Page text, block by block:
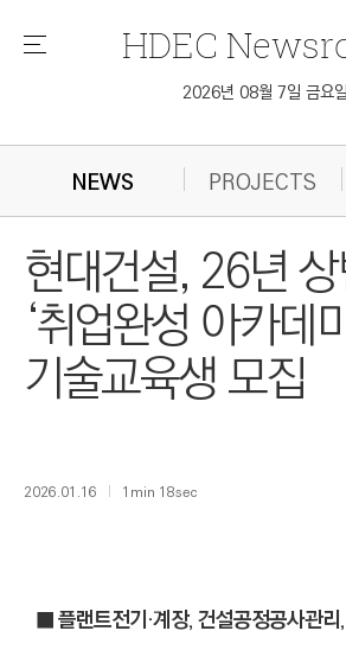
메
HDEC
2026년 08월 7일 금요일
NEWS PROJECTS
현대건설, 26년
‘취업완성 아카데
기술교육생 모집
2026.01.16 1min 18sec
■ 플랜트전기·계장, 건설공정공사관